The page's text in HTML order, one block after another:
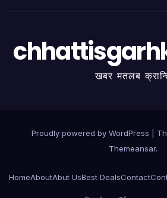
खबर मतलब
Proudly powered by WordPress
Themeansar.
HomeAboutAbut UsBest DealsContact